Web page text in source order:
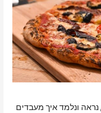
ונלמד איך מעבדים